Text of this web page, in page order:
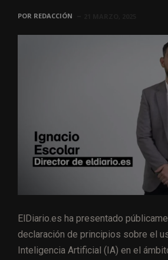
POR REDACCIÓN
ElDiario.es ha presentado
declaración de principios sobre el
Inteligencia Artificial (IA) en el